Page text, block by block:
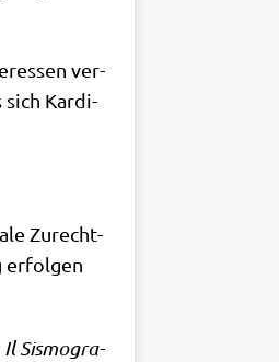
ver­
sich Kar­di­
Zurecht­
erfol­gen
Il Sis­mo­gra­